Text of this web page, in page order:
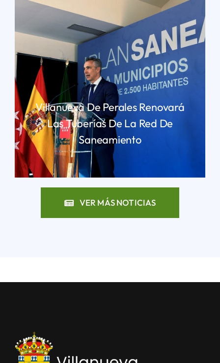
Villanueva De Perales Renovará
Las Tuberías De La Red De
Saneamiento
LEER MÁS
VER MÁS NOTICIAS